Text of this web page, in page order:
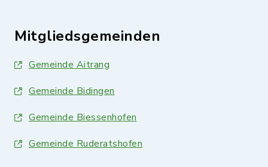
Mitgliedsgemeinden
Gemeinde Aitrang
Gemeinde Bidingen
Gemeinde Biessenhofen
Gemeinde Ruderatshofen